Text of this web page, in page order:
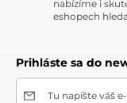
nabízíme i
eshopech
Prihláste sa do
Tu napíšte váš